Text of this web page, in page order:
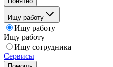
Ищу работу
Ищу работу
Ищу работу
Ищу сотрудника
Сервисы